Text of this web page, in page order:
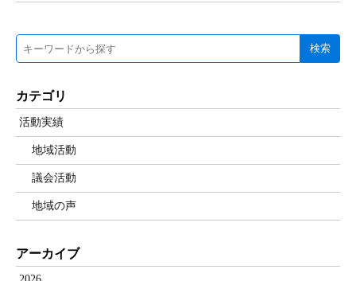
検索
カテゴリ
活動実績
地域活動
議会活動
地域の声
アーカイブ